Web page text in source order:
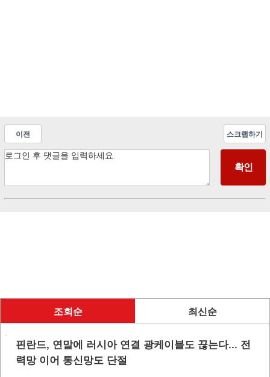
이전 스크랩하기
조회순 최신순
핀란드, 연말에 러시아 연결 광케이블도 끊는다... 전
력망 이어 통신망도 단절